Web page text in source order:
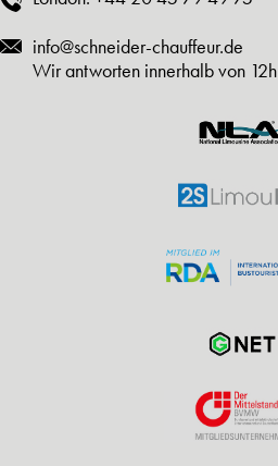
info@schneider-chauffeur.de
Wir antworten innerhalb von 12h